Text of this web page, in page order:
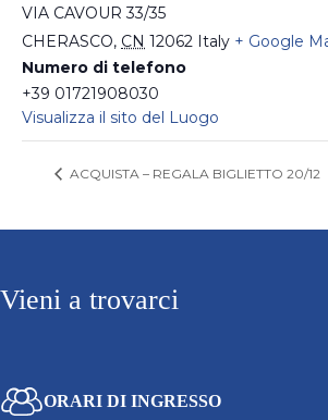
VIA CAVOUR 33/35
CHERASCO, CN 12062 Italy + Google
Numero di telefono
+39 01721908030
Visualizza il sito del Luogo
ACQUISTA – REGALA BIGLIETTO 20/12
Vieni a trovarci
ORARI DI INGRESSO